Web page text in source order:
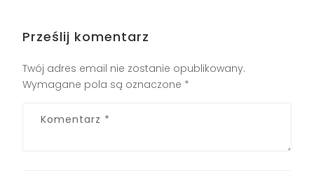
Prześlij komentarz
Twój adres email nie zostanie opublikowany.
Wymagane pola są oznaczone *